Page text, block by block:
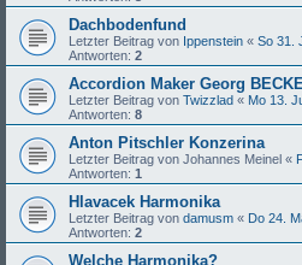
Dachbodenfund
Letzter Beitrag von Ippenstein « So 31.
Antworten: 2
Accordion Maker Georg
Letzter Beitrag von Twizzlad « Mo 13.
Antworten: 8
Anton Pitschler Konzerina
Letzter Beitrag von Johannes Meinel «
Antworten: 1
Hlavacek Harmonika
Letzter Beitrag von damusm « Do 24.
Antworten: 2
Welche Harmonika?